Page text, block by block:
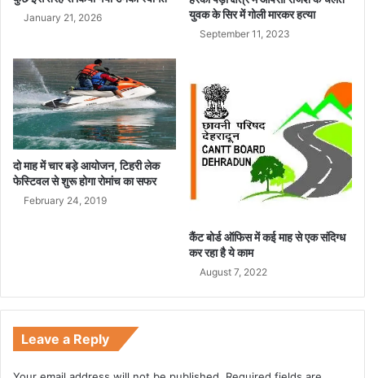
January 21, 2026
युवक के सिर में गोली मारकर हत्या
September 11, 2023
दो माह में चार बड़े आयोजन, टिहरी लेक
फेस्टिवल से शुरू होगा रोमांच का सफर
February 24, 2019
कैंट बोर्ड ऑफिस में कई माह से एक संदिग्ध
कर रहा है ये काम
August 7, 2022
Leave a Reply